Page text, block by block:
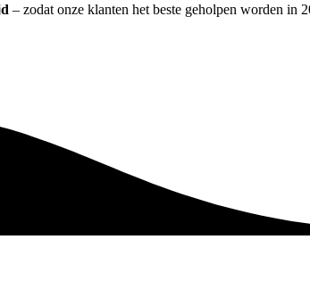
– zodat onze klanten het beste geholpen worden in